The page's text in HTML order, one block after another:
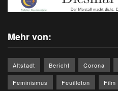
Mehr von:
Altstadt Bericht Corona
Feminismus Feuilleton Film